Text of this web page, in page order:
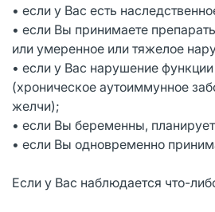
• если у Вас есть
• если Вы принимаете
или умеренное или тяжелое
• если у Вас нарушение
(хроническое аутоиммунное
желчи);
• если Вы беременны,
• если Вы одновременно
Если у Вас наблюдается что-